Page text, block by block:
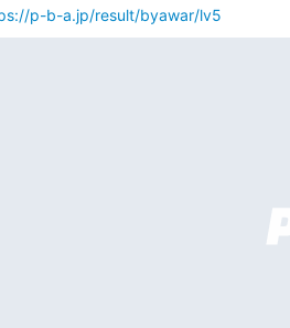
プ詳細エニアグラム診断
p-b-a.jp/result/tritype/125